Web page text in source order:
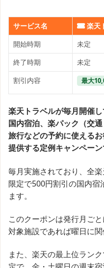
サービス名
楽天
開始時期
未定
終了時期
未定
割引内容
最大
楽天トラベルが毎月開催し
国内宿泊、楽パック（交
旅行などの予約に使える
提供する定例キャンペーン
毎月実施されており、全
限定で500円割引の国内宿
ます。
このクーポンは発行月ご
対象施設であれば曜日に関
また、楽天の最上位ラン